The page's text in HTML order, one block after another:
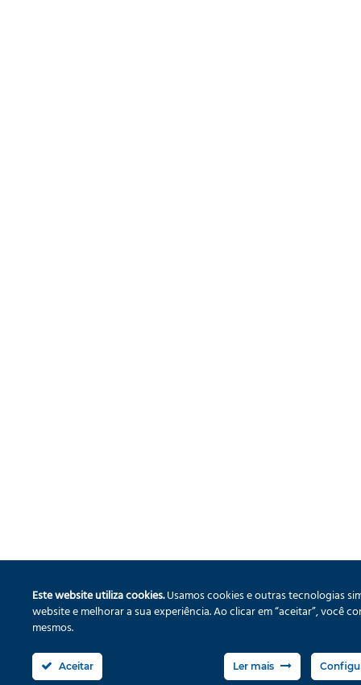
Este website utiliza cookies.Usamos cookies e outras tecnologias
website e melhorar a sua experiência. Ao clicar em “aceitar”, você
mesmos.
Aceitar Ler mais